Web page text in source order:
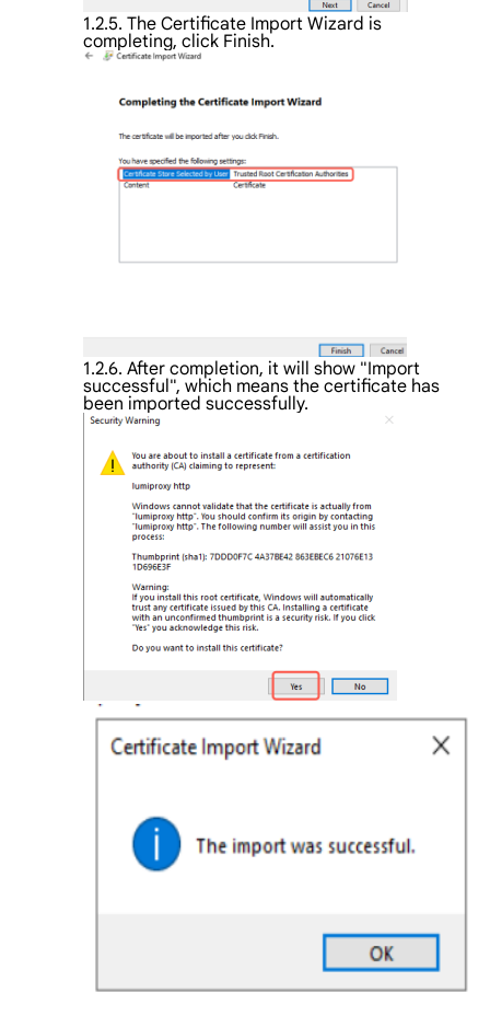
1.2.5. The Certificate Import Wizard is
completing, click Finish.
1.2.6. After completion, it will show "Import
successful", which means the certificate has
been imported successfully.